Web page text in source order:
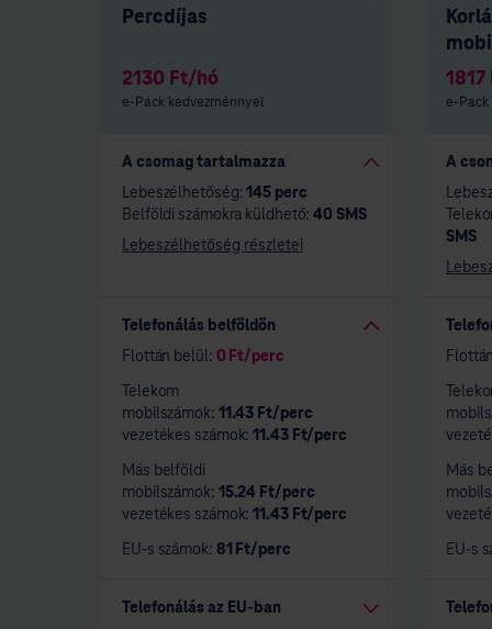
Percdíjas
2130 Ft/hó
e-Pack kedvezménnyel
A csomag tartalmazza
Lebeszélhetőség:145 perc
Belföldi számokra küldhető:40 SMS
Lebeszélhetőség részletei
Telefonálás belföldön
Flottán belül: 0 Ft/perc
Telekom
mobilszámok: 11.43 Ft/perc
vezetékes számok:11.43Ft/perc
Más belföldi
mobilszámok: 15.24 Ft/perc
vezetékes számok:11.43Ft/perc
EU-s számok: 81 Ft/perc
Telefonálás az EU-ban
1817
e-
A
SMS
Más
EU-s